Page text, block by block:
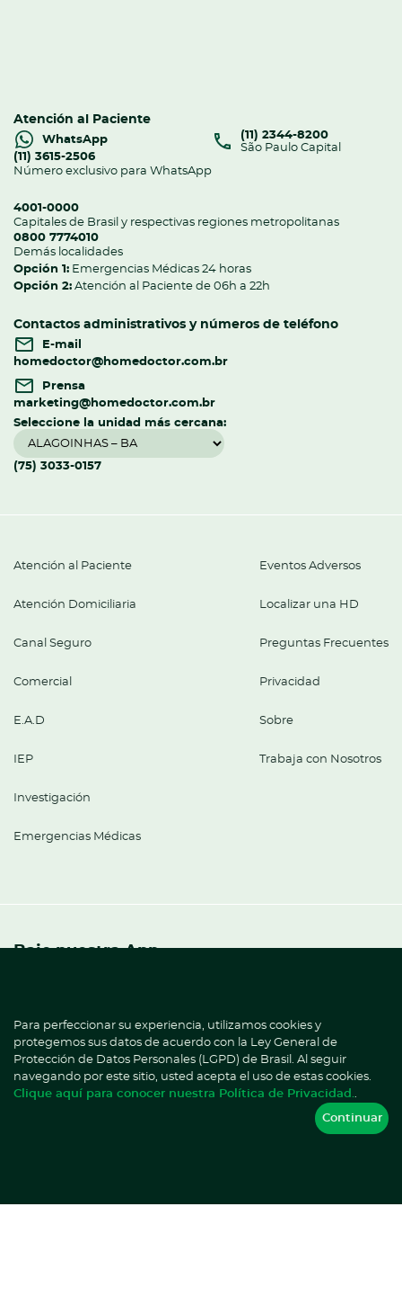
Atención al Paciente
WhatsApp
(11) 3615-2506
Número exclusivo para WhatsApp
(11) 2344-8200
São Paulo Capital
4001-0000
Capitales de Brasil y respectivas regiones metropolitanas
0800 7774010
Demás localidades
Opción 1: Emergencias Médicas 24 horas
Opción 2: Atención al Paciente de 06h a 22h
Contactos administrativos y números de teléfono
E-mail
homedoctor@homedoctor.com.br
Prensa
marketing@homedoctor.com.br
Seleccione la unidad más cercana:
(75) 3033-0157
Atención al Paciente
Atención Domiciliaria
Canal Seguro
Comercial
E.A.D
IEP
Investigación
Emergencias Médicas
Eventos Adversos
Localizar una HD
Preguntas Frecuentes
Privacidad
Sobre
Trabaja con Nosotros
Baje nuestra App
Siga nuestras redes
¿Ya es paciente HD?
Hable con Ana.
Para perfeccionar su experiencia, utilizamos cookies y
protegemos sus datos de acuerdo con la Ley General de
Protección de Datos Personales (LGPD) de Brasil. Al seguir
navegando por este sitio, usted acepta el uso de estas cookies.
Clique aquí para conocer nuestra Política de Privacidad..
Continuar